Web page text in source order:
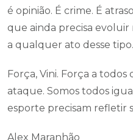
é opinião. É crime. É
que ainda precisa
a qualquer ato desse tipo.
Força, Vini. Força a
ataque. Somos todos
esporte precisam refletir
Alex Maranhão